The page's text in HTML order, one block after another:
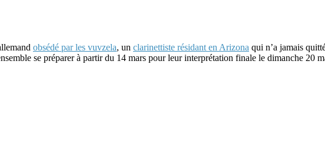
obsédé par les vuvzela, un clarinettiste résidant en Arizona qui n’a jamais
se préparer à partir du 14 mars pour leur interprétation finale le dimanche 20